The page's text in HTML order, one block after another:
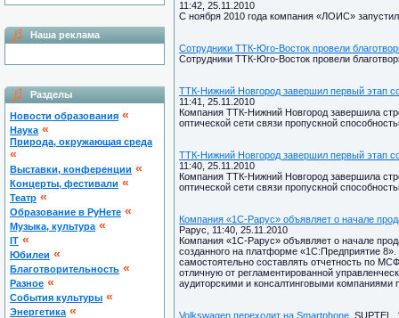
Наша реклама
Разделы
Новости образования «
Наука «
Природа, окружающая среда
«
Выставки, конференции «
Концерты, фестивали «
Театр «
Образование в РуНете «
Музыка, культура «
IT «
Юбилеи «
Благотворительность «
Разное «
Cобытия культуры «
Энергетика «
11:42, 25.11.2010
С ноября 2010 года компания «ЛОИС»
Сотрудники ТТК-Юго-Восток провели
Сотрудники ТТК-Юго-Восток провели
ТТК-Нижний Новгород завершил первый этап
11:41, 25.11.2010
Компания ТТК-Нижний Новгород завершила
оптической сети связи пропускной
ТТК-Нижний Новгород завершил первый этап
11:40, 25.11.2010
Компания ТТК-Нижний Новгород завершила
оптической сети связи пропускной
Компания «1С-Рарус» объявляет о начале
Рарус, 11:40, 25.11.2010
Компания «1С-Рарус» объявляет о начале
созданного на платформе «1С:Предприятие
самостоятельно составлять отчетность по
отличную от регламентированной
аудиторскими и консалтинговыми компаниями
Volkswagen переходит на Smartphone ,